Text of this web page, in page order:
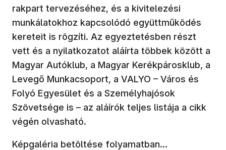
rakpart tervezéséhez, és a kivitelezési
munkálatokhoz kapcsolódó együttműködés
kereteit is rögzíti. Az egyeztetésben részt
vett és a nyilatkozatot aláírta többek között a
Magyar Autóklub, a Magyar Kerékpárosklub, a
Levegő Munkacsoport, a VALYO – Város és
Folyó Egyesület és a Személyhajósok
Szövetsége is – az aláírók teljes listája a cikk
végén olvasható.
Képgaléria betöltése folyamatban...